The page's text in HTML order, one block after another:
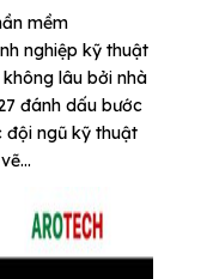
mềm
nghiệp kỹ thuật
lâu bởi nhà
đánh dấu bước
đội ngũ kỹ thuật